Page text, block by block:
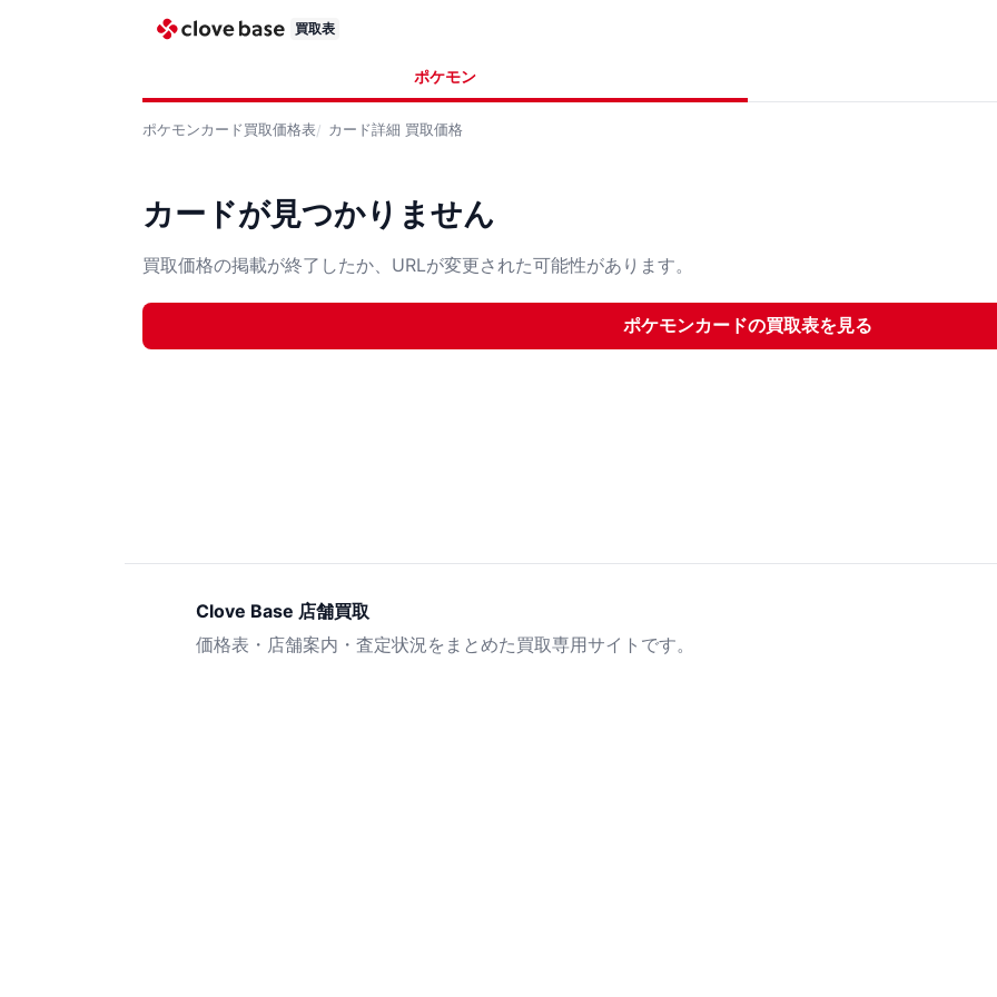
買取表
ポケモン
ポケモンカード買取価格表 カード詳細 買取価格
カードが見つかりません
買取価格の掲載が終了したか、URLが変更された可能性があります。
ポケモンカードの買取表を見る
Clove Base 店舗買取
価格表・店舗案内・査定状況をまとめた買取専用サイトです。